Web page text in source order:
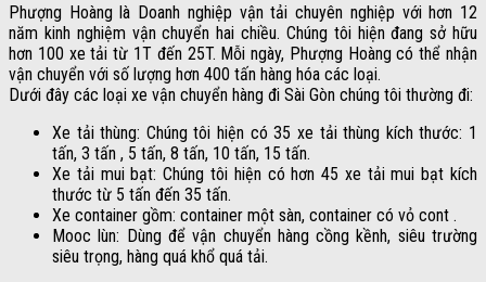
Phượng Hoàng là Doanh nghiệp vận tải chuyên nghiệp với hơn 12
năm kinh nghiệm vận chuyển hai chiều. Chúng tôi hiện đang sở hữu
hơn 100 xe tải từ 1T đến 25T. Mỗi ngày, Phượng Hoàng có thể nhận
vận chuyển với số lượng hơn 400 tấn hàng hóa các loại.
Dưới đây các loại xe vận chuyển hàng đi Sài Gòn chúng tôi thường đi:
Xe tải thùng: Chúng tôi hiện có 35 xe tải thùng kích thước: 1
tấn, 3 tấn , 5 tấn, 8 tấn, 10 tấn, 15 tấn.
Xe tải mui bạt: Chúng tôi hiện có hơn 45 xe tải mui bạt kích
thước từ 5 tấn đến 35 tấn.
Xe container gồm: container một sàn, container có vỏ cont .
Mooc lùn: Dùng để vận chuyển hàng cồng kềnh, siêu trường
siêu trọng, hàng quá khổ quá tải.